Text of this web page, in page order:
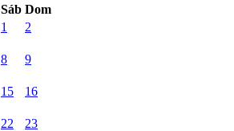
Sáb Dom
1
2
8 9
15 16
22 23